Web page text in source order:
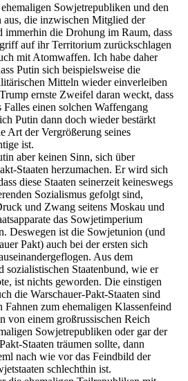
Sowjetrepubliken und den
aus, die inzwischen Mitglied der
immerhin die Drohung im Raum, dass
auf ihr Territorium zurückschlagen
mit Atomwaffen. Ich habe daher
Putin sich beispielsweise die
Mitteln wieder einverleiben
ernste Zweifel daran weckt, dass
einen solchen Waffengang
Putin dann doch wieder bestärkt
Art der Vergrößerung seines
ist.
aber keinen Sinn, sich über
Staaten herzumachen. Er wird sich
diese Staaten seinerzeit keineswegs
Sozialismus gefolgt sind,
und Zwang seitens Moskau und
das Sowjetimperium
Deswegen ist die Sowjetunion (und
Pakt) auch bei der ersten sich
Aus dem
Staatenbund, wie er
ist nichts geworden. Die einstigen
die Warschauer-Pakt-Staaten sind
Fahnen zum ehemaligen Klassenfeind
von einem großrussischen Reich
Sowjetrepubliken oder gar der
Staaten träumen sollte, dann
nach wie vor das Feindbild der
schlechthin ist.